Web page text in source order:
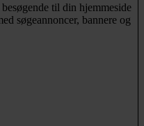
til din hjemmeside
søgeannoncer, bannere og